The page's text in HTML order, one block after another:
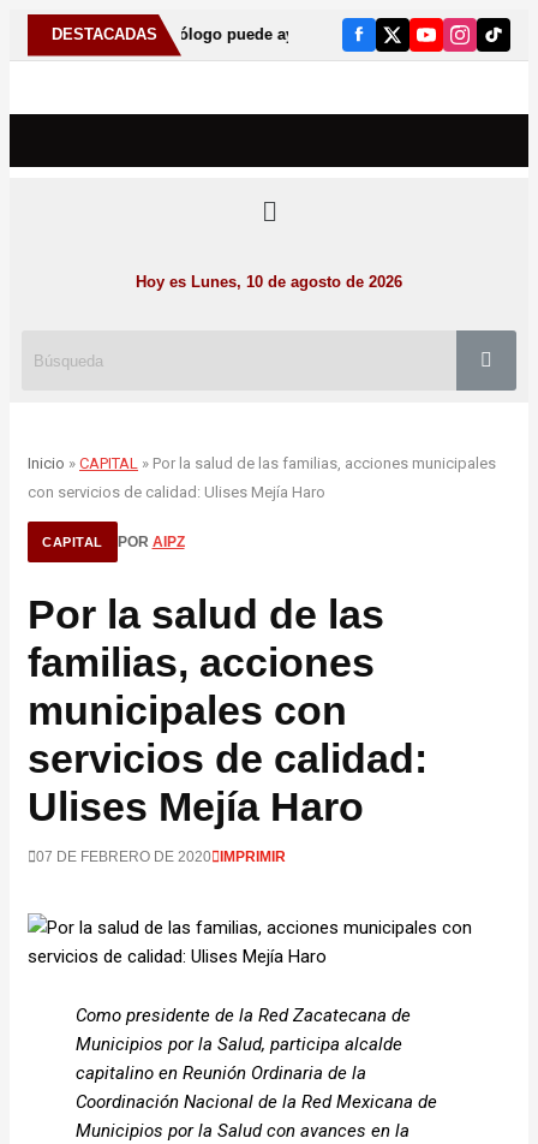
DESTACADAS
al odontólogo puede ayudar a detectar el bruxismo
Hoy es Lunes, 10 de agosto de 2026
Inicio » CAPITAL » Por la salud de las familias, acciones municipales
con servicios de calidad: Ulises Mejía Haro
CAPITAL POR AIPZ
Por la salud de las
familias, acciones
municipales con
servicios de calidad:
Ulises Mejía Haro
07 DE FEBRERO DE 2020 IMPRIMIR
Como presidente de la Red Zacatecana de
Municipios por la Salud, participa alcalde
capitalino en Reunión Ordinaria de la
Coordinación Nacional de la Red Mexicana de
Municipios por la Salud con avances en la